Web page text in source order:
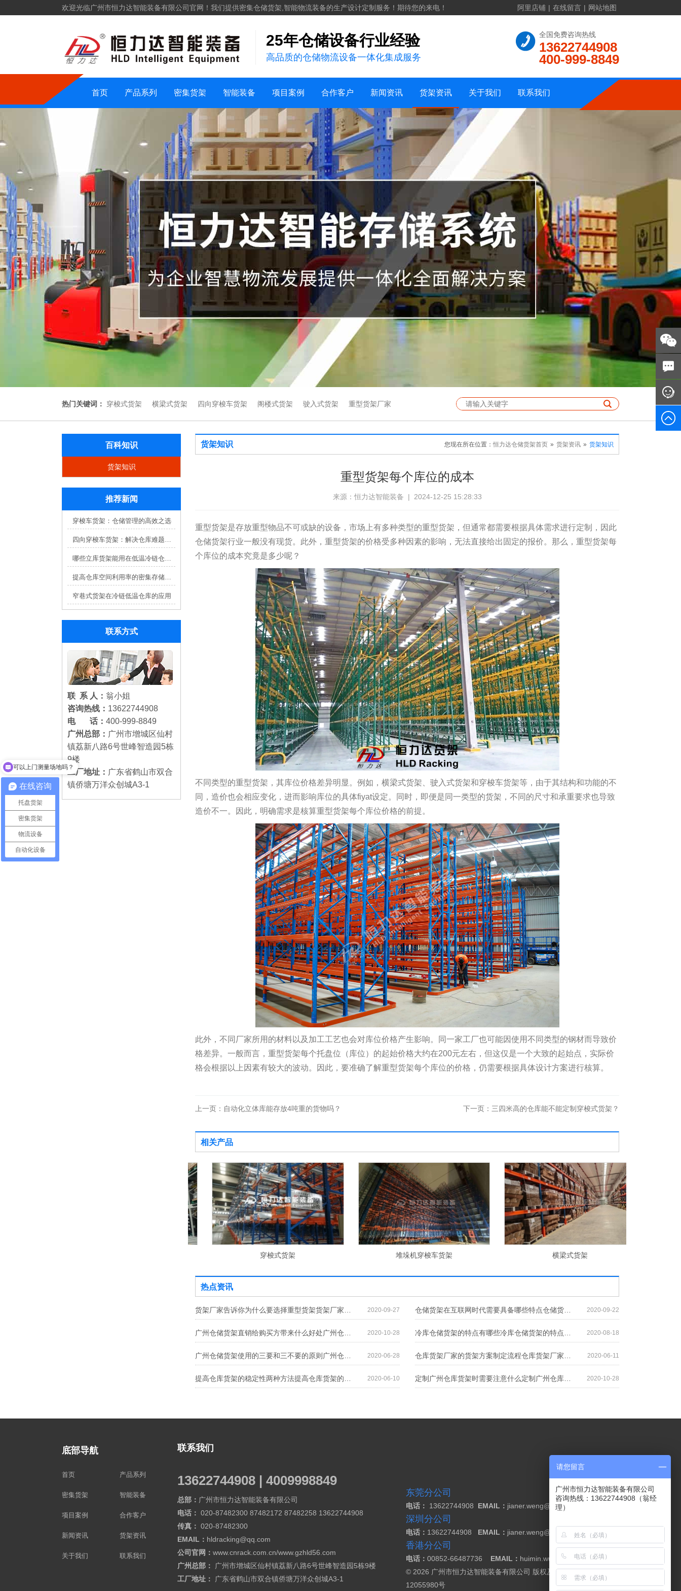
欢迎光临广州市恒力达智能装备有限公司官网！我们提供密集仓储货架,智能物流装备的生产设计定制服务！期待您的来电！ 阿里店铺 | 在线留言 | 网站地图
25年仓储设备行业经验
高品质的仓储物流设备一体化集成服务
全国免费咨询热线
13622744908
400-999-8849
首页 产品系列
密集货架
仓储设备 密集货架 智能装备 项目案例
案例视频
销售地区 合作客户
化工
机械五金建材
新能源 新闻资讯
行业新闻 货架资讯
货架知识 关于我们
公司相册 联系我们
在线留言
网站地图
热门关键词： 穿梭式货架 横梁式货架 四向穿梭车货架 阁楼式货架 驶入式货架 重型货架厂家
百科知识
货架知识
推荐新闻
穿梭车货架：仓储管理的高效之选
四向穿梭车货架：解决仓库难题，提升效率
哪些立库货架能用在低温冷链仓库？
提高仓库空间利用率的密集存储货架方案
窄巷式货架在冷链低温仓库的应用
联系方式
联 系 人： 翁小姐
咨询热线： 13622744908
电 话： 400-999-8849
广州总部： 广州市增城区仙村
镇荔新八路6号世峰智造园5栋
9楼
工厂地址： 广东省鹤山市双合
镇侨塘万洋众创城A3-1
货架知识 您现在所在位置： 恒力达仓储货架首页 » 货架资讯 » 货架知识
重型货架每个库位的成本
来源：恒力达智能装备 | 2024-12-25 15:28:33
重型货架是存放重型物品不可或缺的设备，市场上有多种类型的重型货架，但通常都需要根据具体需求进行定制，因此
仓储货架行业一般没有现货。此外，重型货架的价格受多种因素的影响，无法直接给出固定的报价。那么，重型货架每
个库位的成本究竟是多少呢？
不同类型的重型货架，其库位价格差异明显。例如，横梁式货架、驶入式货架和穿梭车货架等，由于其结构和功能的不
同，造价也会相应变化，进而影响库位的具体fiyat设定。同时，即便是同一类型的货架，不同的尺寸和承重要求也导致
造价不一。因此，明确需求是核算重型货架每个库位价格的前提。
此外，不同厂家所用的材料以及加工工艺也会对库位价格产生影响。同一家工厂也可能因使用不同类型的钢材而导致价
格差异。一般而言，重型货架每个托盘位（库位）的起始价格大约在200元左右，但这仅是一个大致的起始点，实际价
格会根据以上因素有较大的波动。因此，要准确了解重型货架每个库位的价格，仍需要根据具体设计方案进行核算。
上一页： 自动化立体库能存放4吨重的货物吗？ 下一页： 三四米高的仓库能不能定制穿梭式货架？
相关产品
穿梭式货架 堆垛机穿梭车货架 横梁式货架
热点资讯
货架厂家告诉你为什么要选择重型货架货架厂家告诉你为什么要选择重型货架 2020-09-27 仓储货架在互联网时代需要具备哪些特点仓储货架在互联网时代需要具备哪些特点 2020-09-22
广州仓储货架直销给购买方带来什么好处广州仓储货架直销给购买方带来什么好处 2020-10-28 冷库仓储货架的特点有哪些冷库仓储货架的特点有哪些 2020-08-18
广州仓储货架使用的三要和三不要的原则广州仓储货架使用的三要和三不要的原则 2020-06-28 仓库货架厂家的货架方案制定流程仓库货架厂家的货架方案制定流程 2020-06-11
提高仓库货架的稳定性两种方法提高仓库货架的稳定性两种方法 2020-06-10 定制广州仓库货架时需要注意什么定制广州仓库货架时需要注意什么 2020-10-28
底部导航
首页 产品系列
密集货架 智能装备
项目案例 合作客户
新闻资讯 货架资讯
关于我们 联系我们
联系我们
13622744908 | 4009998849
总部： 广州市恒力达智能装备有限公司
电话： 020-87482300 87482172 87482258 13622744908
传真： 020-87482300
EMAIL： hldracking@qq.com
公司官网： www.cnrack.com.cn/www.gzhld56.com
广州总部： 广州市增城区仙村镇荔新八路6号世峰智造园5栋9楼
工厂地址： 广东省鹤山市双合镇侨塘万洋众创城A3-1
东莞分公司
电话： 13622744908 EMAIL： jianer.weng@cnrack.com.cn
深圳分公司
电话： 13622744908 EMAIL： jianer.weng@cnrack.com.cn
香港分公司
电话：00852-66487736 EMAIL： huimin.wu@cnrack.com.cn
© 2026 广州市恒力达智能装备有限公司 版权及隐私信息粤ICP备
12055980号
在线咨询
托盘货架
密集货架
物流设备
自动化设备
货架怎么卖的？
可以上门测量场地吗？
请您留言
广州市恒力达智能装备有限公司
咨询热线：13622744908（翁经
理）